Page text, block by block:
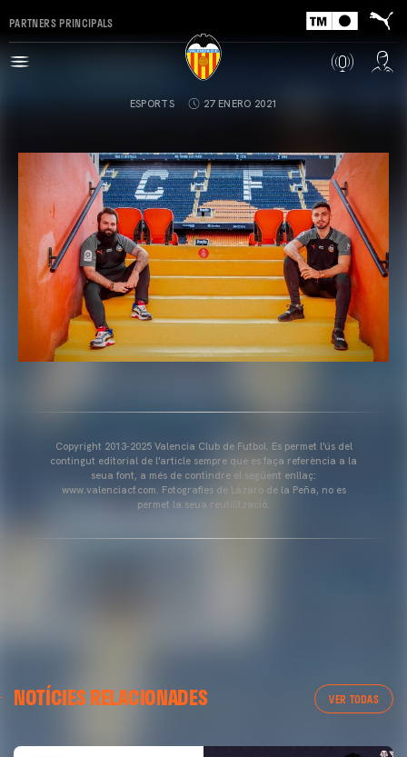
PARTNERS PRINCIPALS
ESPORTS 27 ENERO 2021
Copyright 2013-2025 Valencia Club de Futbol. Es permet l'ús del
contingut editorial de l'article sempre que es faça referència a la
seua font, a més de contindre el següent enllaç:
www.valenciacf.com. Fotografies de Lázaro de la Peña, no es
permet la seua reutilització.
NOTÍCIES RELACIONADES VER TODAS